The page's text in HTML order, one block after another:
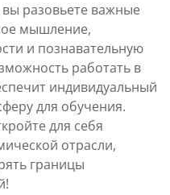
разовьете важные
мышление,
и познавательную
работать в
индивидуальный
для обучения.
для себя
отрасли,
границы